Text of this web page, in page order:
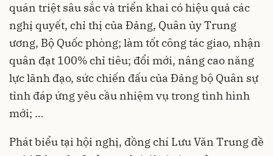
quán triệt sâu sắc và triển khai có hiệu quả các
nghị quyết, chỉ thị của Đảng, Quân ủy Trung
ương, Bộ Quốc phòng; làm tốt công tác giao, nhận
quân đạt 100% chỉ tiêu; đổi mới, nâng cao năng
lực lãnh đạo, sức chiến đấu của Đảng bộ Quân sự
tỉnh đáp ứng yêu cầu nhiệm vụ trong tình hình
mới; …
Phát biểu tại hội nghị, đồng chí Lưu Văn Trung đề